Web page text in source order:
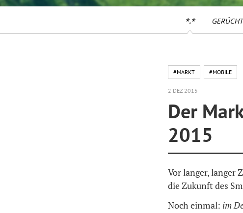
*.*
#MARKT #MOBILE
2 DEZ 2015
Der
2015
Vor langer, langer
die Zukunft des
Noch einmal: im